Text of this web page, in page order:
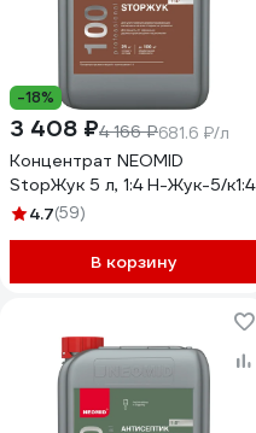
-18%
3 408 ₽4 166 ₽681.6 ₽/л
Концентрат NEOMID
StopЖук 5 л, 1:4 Н-Жук-5/к1:4
4.7(59)
В корзину